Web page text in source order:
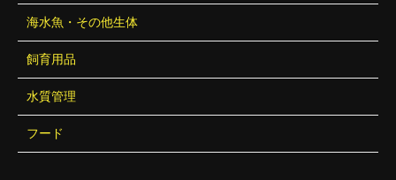
海水魚・その他生体
飼育用品
水質管理
フード